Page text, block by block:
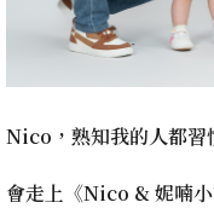
Nico，熟知我的人都習
會走上《Nico & 妮喃